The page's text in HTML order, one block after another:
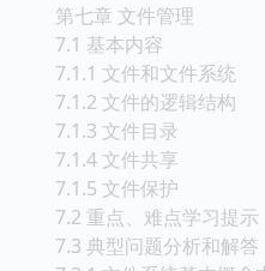
第七章 文件管理
7.1 基本内容
7.1.1 文件和文件系统
7.1.2 文件的逻辑结构
7.1.3 文件目录
7.1.4 文件共享
7.1.5 文件保护
7.2 重点、难点学习提示
7.3 典型问题分析和解答